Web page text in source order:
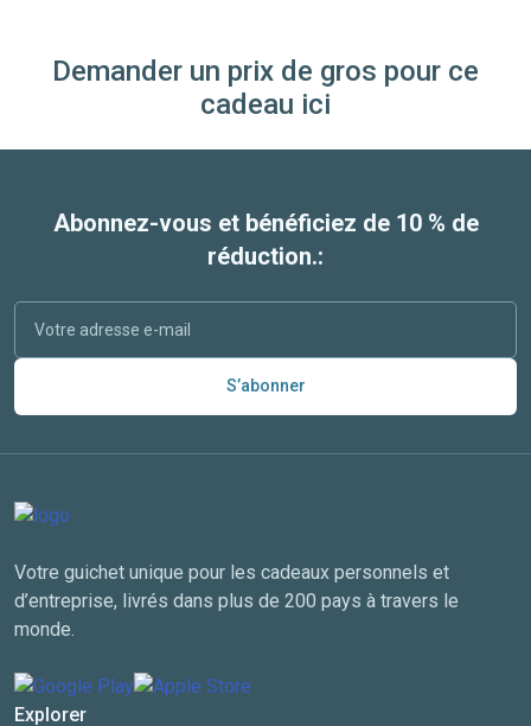
Demander un prix de gros pour ce
cadeau ici
Abonnez-vous et bénéficiez de 10 % de
réduction.:
S’abonner
Votre guichet unique pour les cadeaux personnels et
d’entreprise, livrés dans plus de 200 pays à travers le
monde.
Explorer